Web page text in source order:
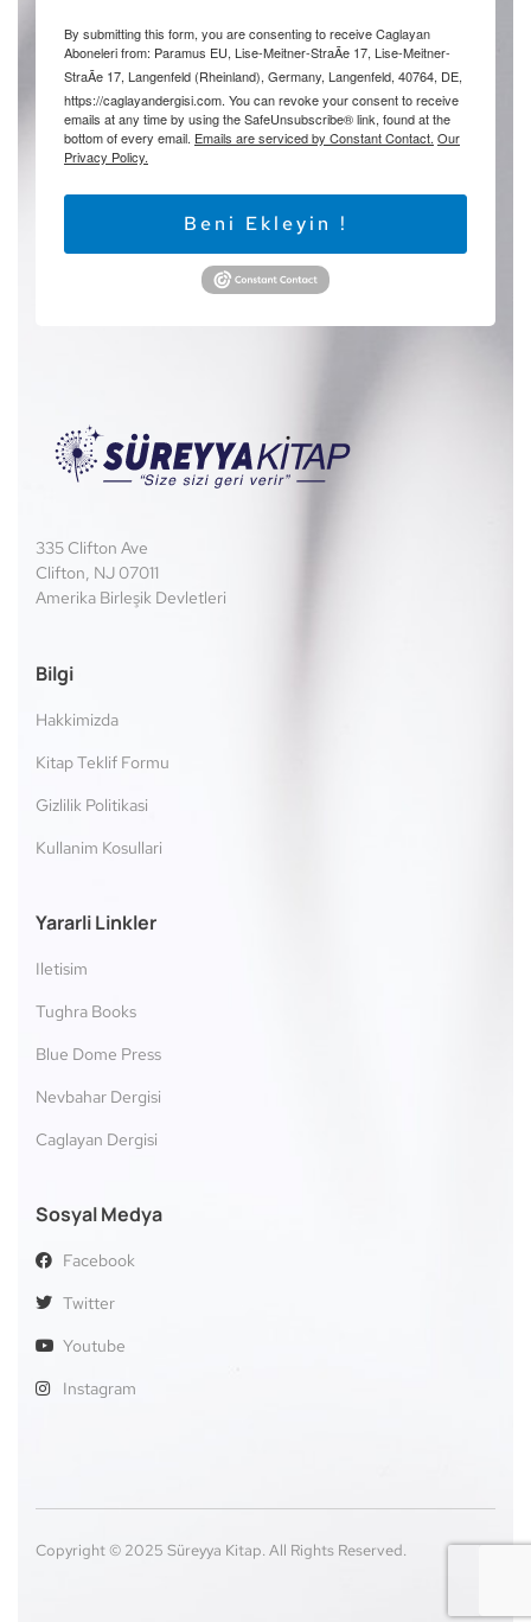
By submitting this form, you are consenting to receive Caglayan
Aboneleri from: Paramus EU, Lise-Meitner-StraÃe 17, Lise-Meitner-
StraÃe 17, Langenfeld (Rheinland), Germany, Langenfeld, 40764, DE,
https://caglayandergisi.com. You can revoke your consent to receive
emails at any time by using the SafeUnsubscribe® link, found at the
bottom of every email. Emails are serviced by Constant Contact. Our
Privacy Policy.
Beni Ekleyin !
335 Clifton Ave
Clifton, NJ 07011
Amerika Birleşik Devletleri
Bilgi
Hakkimizda
Kitap Teklif Formu
Gizlilik Politikasi
Kullanim Kosullari
Yararli Linkler
Iletisim
Tughra Books
Blue Dome Press
Nevbahar Dergisi
Caglayan Dergisi
Sosyal Medya
Facebook
Twitter
Youtube
Instagram
Copyright © 2025 Süreyya Kitap. All Rights Reserved.